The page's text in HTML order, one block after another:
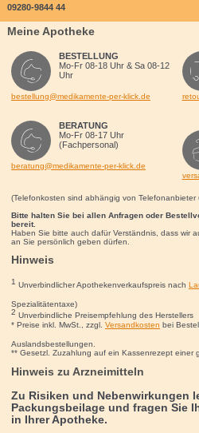
09280-9844 44
Meine Apotheke
BESTELLUNG
Mo-Fr 08-18 Uhr & Sa 08-12
Uhr
bestellung@medikamente-per-klick.de
BERATUNG
Mo-Fr 08-17 Uhr
(Fachpersonal)
beratung@medikamente-per-klick.de
(Telefonkosten sind abhängig von Telefonanbieter
Bitte halten Sie bei allen Anfragen oder
bereit.
Haben Sie bitte auch dafür Verständnis, dass wir
an Sie persönlich geben dürfen.
Hinweis
1 Unverbindlicher Apothekenverkaufspreis nach
Spezialitätentaxe)
2 Unverbindliche Preisempfehlung des Herstellers
* Preise inkl. MwSt., zzgl. Versandkosten bei
Auslandsbestellungen.
** Gesetzl. Zuzahlung auf ein Kassenrezept einer
Hinweis zu Arzneimitteln
Zu Risiken und Nebenwirkungen
Packungsbeilage und fragen Sie
in Ihrer Apotheke.